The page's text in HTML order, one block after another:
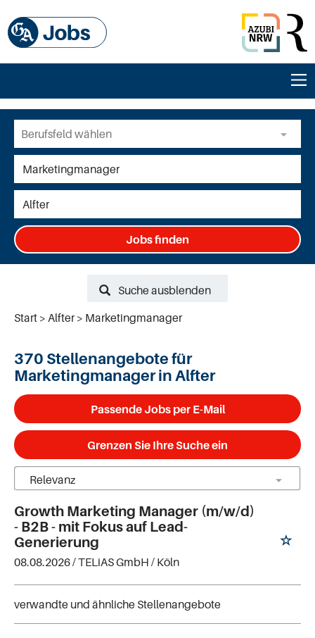
Jobs finden
Suche ausblenden
Start
Alfter Marketingmanager
370 Stellenangebote für
Marketingmanager in Alfter
Passende Jobs per E-Mail
Grenzen Sie Ihre Suche ein
Growth Marketing Manager (m/w/d)
- B2B - mit Fokus auf Lead-
Generierung
08.08.2026 /TELiAS GmbH / Köln
verwandte und ähnliche Stellenangebote